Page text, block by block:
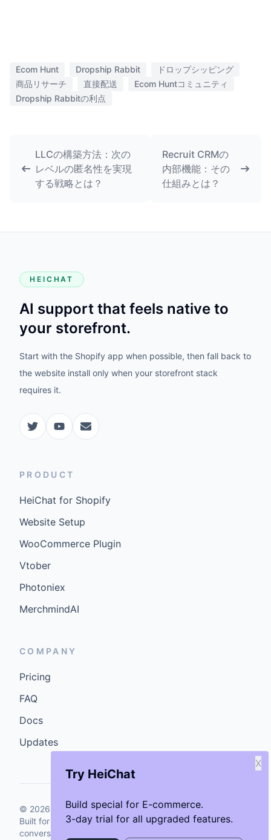
Try HeiChat
Build special for E-commerce.
3-day trial for all upgraded features.
X
Ecom Hunt Dropship Rabbit
ドロップシッピング
商品リサーチ
直接配送
Ecom Huntコミュニティ
Dropship Rabbitの利点
LLCの構築方法：次の
レベルの匿名性を実現
する戦略とは？
Recruit CRMの
内部機能：その
仕組みとは？
HEICHAT
AI support that feels native to
your storefront.
Start with the Shopify app when possible, then fall back to
the website install only when your storefront stack
requires it.
PRODUCT
HeiChat for Shopify
Website Setup
WooCommerce Plugin
Vtober
Photoniex
MerchmindAI
COMPANY
Pricing
FAQ
Docs
Updates
© 2026 GenCybers Inc. All rights reserved.
Built for storefronts that want faster answers and cleaner
conversions.